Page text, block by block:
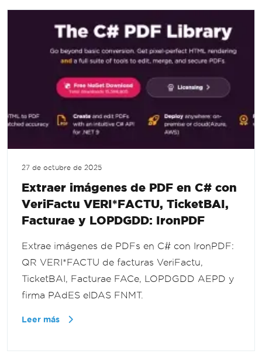
27 de octubre de 2025
Extraer imágenes de PDF en C# con
VeriFactu VERI*FACTU, TicketBAI,
Facturae y LOPDGDD: IronPDF
Extrae imágenes de PDFs en C# con IronPDF:
QR VERI*FACTU de facturas VeriFactu,
TicketBAI, Facturae FACe, LOPDGDD AEPD y
firma PAdES eIDAS FNMT.
Leer más